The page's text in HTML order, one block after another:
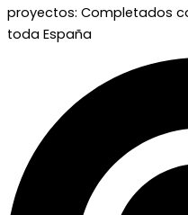
proyectos: Completados
toda España